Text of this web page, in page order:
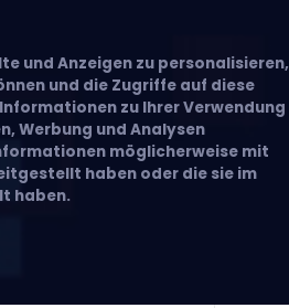
und Anzeigen zu personalisieren,
und die Zugriffe auf diese
zu Ihrer Verwendung
Werbung und Analysen
möglicherweise mit
haben oder die sie im
haben.